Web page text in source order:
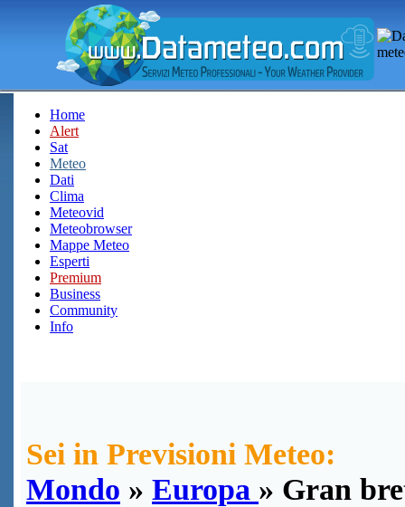
Home
Alert
Sat
Meteo
Dati
Clima
Meteovid
Meteobrowser
Mappe Meteo
Esperti
Premium
Business
Community
Info
Sei in Previsioni Meteo:
Mondo » Europa » Gran